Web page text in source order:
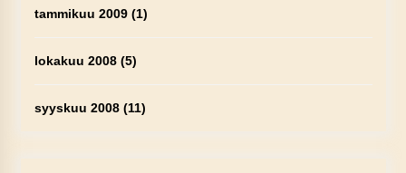
tammikuu 2009(1)
lokakuu 2008(5)
syyskuu 2008(11)